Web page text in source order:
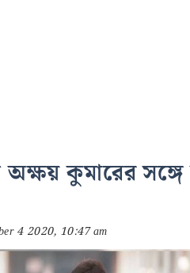
অক্ষয় কুমারের
4 2020, 10:47 am